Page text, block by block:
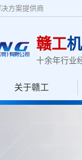
方案提供商
赣工
十余年行业
关于赣工